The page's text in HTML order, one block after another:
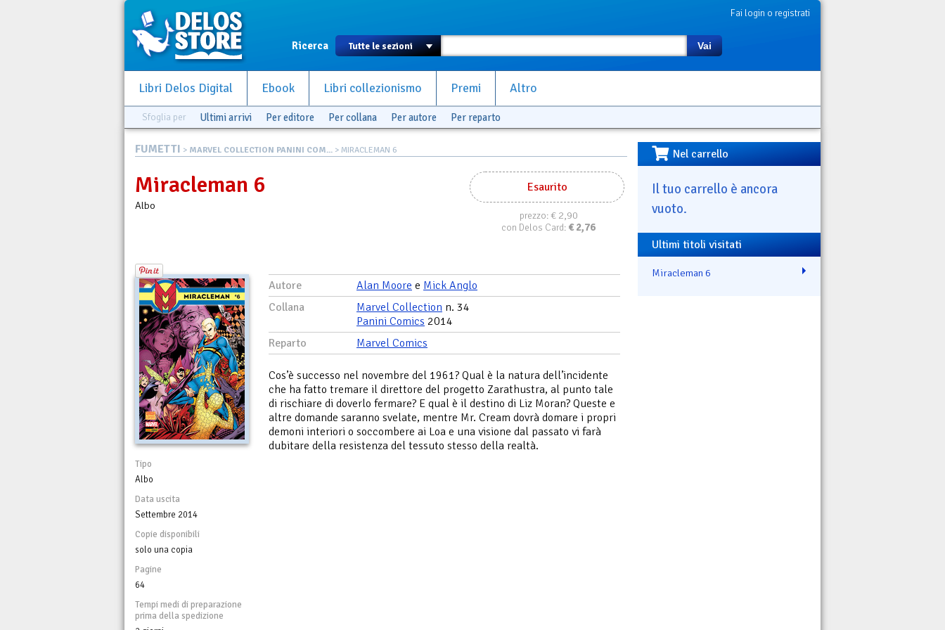
Fai login o registrati
Ricerca Vai
Libri Delos Digital Ebook Libri collezionismo Premi Altro
Sfoglia per Ultimi arrivi Per editore Per collana Per autore Per reparto
FUMETTI > MARVEL COLLECTION PANINI COM... > MIRACLEMAN 6
Esaurito
prezzo:€ 2,90
con Delos Card: € 2,76
Miracleman 6
Albo
Tipo
Albo
Data uscita
Settembre 2014
Copie disponibili
solo una copia
Pagine
64
Tempi medi di preparazione
prima della spedizione
Autore Alan Moore e Mick Anglo
Collana
Marvel Collection n. 34
Panini Comics 2014
Reparto
Marvel Comics
Cos’è successo nel novembre del 1961? Qual è la natura dell’incidente
che ha fatto tremare il direttore del progetto Zarathustra, al punto tale
di rischiare di doverlo fermare? E qual è il destino di Liz Moran? Queste e
altre domande saranno svelate, mentre Mr. Cream dovrà domare i propri
demoni interiori o soccombere ai Loa e una visione dal passato vi farà
dubitare della resistenza del tessuto stesso della realtà.
Nel carrello
Il tuo carrello è ancora
vuoto.
Ultimi titoli visitati
Miracleman 6